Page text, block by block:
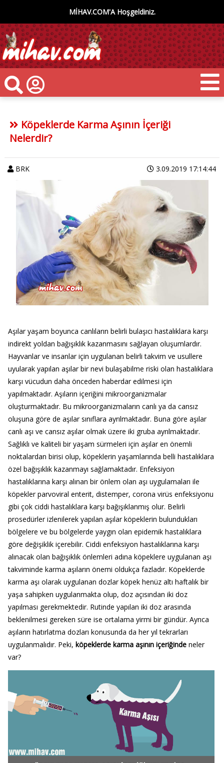
MİHAV.COM'A Hoşgeldiniz.
Köpeklerde Karma Aşının İçeriği
Nelerdir?
BRK 3.09.2019 17:14:44
Aşılar yaşam boyunca canlıların belirli bulaşıcı hastalıklara karşı
indirekt yoldan bağışıklık kazanmasını sağlayan oluşumlardır.
Hayvanlar ve insanlar için uygulanan belirli takvim ve usullere
uyularak yapılan aşılar bir nevi bulaşabilme riski olan hastalıklara
karşı vücudun daha önceden haberdar edilmesi için
yapılmaktadır. Aşıların içeriğini mikroorganizmalar
oluşturmaktadır. Bu mikroorganizmaların canlı ya da cansız
oluşuna göre de aşılar sınıflara ayrılmaktadır. Buna göre aşılar
canlı aşı ve cansız aşılar olmak üzere iki gruba ayrılmaktadır.
Sağlıklı ve kaliteli bir yaşam sürmeleri için aşılar en önemli
noktalardan birisi olup, köpeklerin yaşamlarında belli hastalıklara
özel bağışıklık kazanmayı sağlamaktadır. Enfeksiyon
hastalıklarına karşı alınan bir önlem olan aşı uygulamaları ile
köpekler parvoviral enterit, distemper, corona virüs enfeksiyonu
gibi çok ciddi hastalıklara karşı bağışıklanmış olur. Belirli
prosedürler izlenilerek yapılan aşılar köpeklerin bulundukları
bölgelere ve bu bölgelerde yaygın olan epidemik hastalıklara
göre değişiklik içerebilir. Ciddi enfeksiyon hastalıklarına karşı
alınacak olan bağışıklık önlemleri adına köpeklere uygulanan aşı
takviminde karma aşıların önemi oldukça fazladır. Köpeklerde
karma aşı olarak uygulanan dozlar köpek henüz altı haftalık bir
yaşa sahipken uygulanmakta olup, doz açısından iki doz
yapılması gerekmektedir. Rutinde yapılan iki doz arasında
beklenilmesi gereken süre ise ortalama yirmi bir gündür. Ayrıca
aşıların hatırlatma dozları konusunda da her yıl tekrarları
uygulanmalıdır. Peki, köpeklerde karma aşının içeriğindeneler
var?